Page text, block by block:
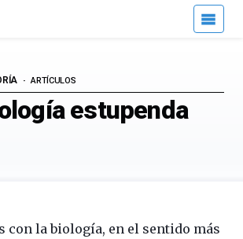
estupenda
ARTÍCULOS
con la biología, en el sentido más